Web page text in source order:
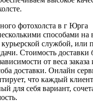
фотохолста в г Юрга
способами на
службой, или
Стоимость доставки
от веса заказа
доставки. Онлайн
что каждый
для себя вариант,